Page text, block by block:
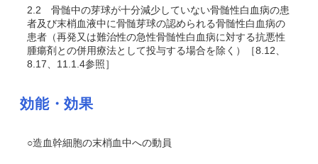
2.2 骨髄中の芽球が十分減少していない骨髄性白血病の患
者及び末梢血液中に骨髄芽球の認められる骨髄性白血病の
患者（再発又は難治性の急性骨髄性白血病に対する抗悪性
腫瘍剤との併用療法として投与する場合を除く）［8.12、
8.17、11.1.4参照］
効能・効果
○造血幹細胞の末梢血中への動員